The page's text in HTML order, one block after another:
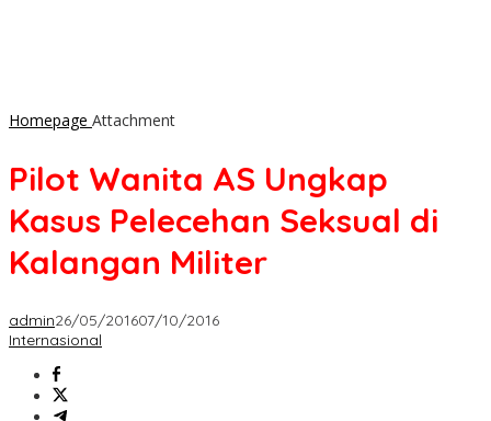
Homepage Attachment
Pilot Wanita AS Ungkap
Kasus Pelecehan Seksual di
Kalangan Militer
admin26/05/201607/10/2016
Internasional